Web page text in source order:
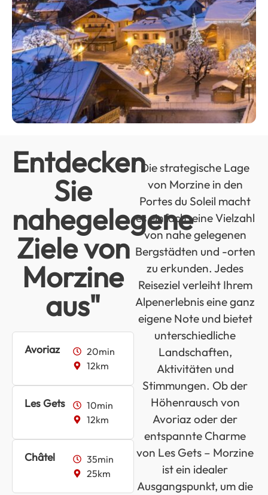
Entdecken
Sie
nahegelegene
Ziele von
Morzine
aus"
Avoriaz
20min
12km
Les Gets
10min
12km
Châtel
35min
25km
Die strategische Lage
von Morzine in den
Portes du Soleil macht
es einfach, eine Vielzahl
von nahe gelegenen
Bergstädten und -orten
zu erkunden. Jedes
Reiseziel verleiht Ihrem
Alpenerlebnis eine ganz
eigene Note und bietet
unterschiedliche
Landschaften,
Aktivitäten und
Stimmungen. Ob der
Höhenrausch von
Avoriaz oder der
entspannte Charme
von Les Gets – Morzine
ist ein idealer
Ausgangspunkt, um die